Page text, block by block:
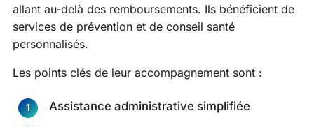
allant au-delà des remboursements. Ils bénéficient de
services de prévention et de conseil santé
personnalisés.
Les points clés de leur accompagnement sont :
Assistance administrative simplifiée